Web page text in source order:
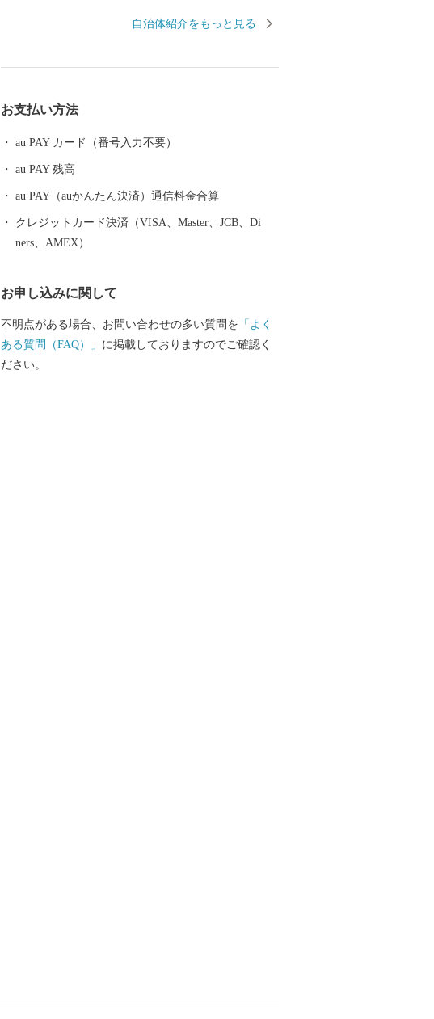
田百選に選ばれた「鬼木棚田」にみられるように、豊
います。 今なお多くの窯元が集積する中尾山には世界
最大規模の登り窯跡があり、江戸時代には、ここで焼
品であった磁器を広く普及させるとともに、食文化に
も大きな影響を与えたといわれています。 そして近年
においても、日本の食卓を彩るおしゃれで機能的な日
など、ここでは紹介しきれません。長崎へお越しの際
は、ぜひ波佐見町へお立ち寄りください。
自治体紹介をもっと見る
お支払い方法
au PAY カード（番号入力不要）
au PAY 残高
au PAY（auかんたん決済）通信料金合算
クレジットカード決済（VISA、Master、JCB、Di
ners、AMEX）
お申し込みに関して
不明点がある場合、お問い合わせの多い質問を 「よく
ある質問（FAQ）」 に掲載しておりますのでご確認く
ださい。